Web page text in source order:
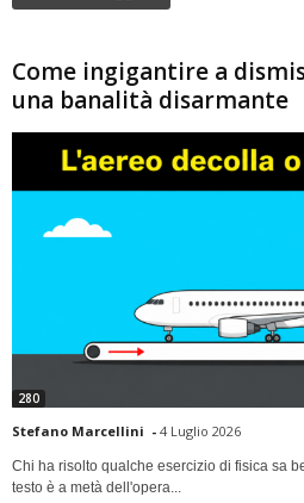
Come ingigantire a
una banalità disarmante
280
Stefano Marcellini - 4 Luglio 2026
Chi ha risolto qualche esercizio di fisica sa
testo è a metà dell'opera...